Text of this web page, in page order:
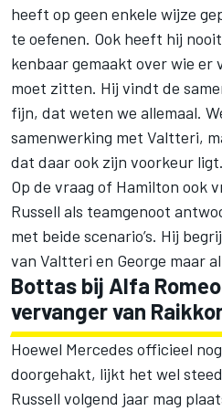
heeft op geen enkele wijze
te oefenen. Ook heeft hij
kenbaar gemaakt over wie er
moet zitten. Hij vindt de
fijn, dat weten we allemaal.
samenwerking met Valtteri,
dat daar ook zijn voorkeur
Op de vraag of Hamilton ook
Russell als teamgenoot
met beide scenario’s. Hij
van Valtteri en George maar
Bottas bij Alfa
vervanger van
Hoewel Mercedes officieel
doorgehakt, lijkt het wel
Russell volgend jaar mag